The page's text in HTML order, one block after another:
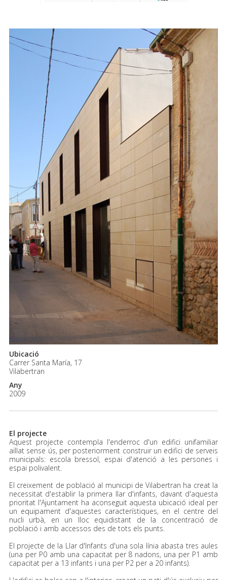
Ubicació
Carrer Santa María, 17
Vilabertran
Any
2009
El projecte
Aquest projecte contempla l'enderroc d'un edifici unifamiliar
aïllat sense ús, per posteriorment construir un edifici de serveis
municipals: escola bressol, espai d'atenció a les persones i
espai polivalent.
El creixement de població al municipi de Vilabertran ha creat la
necessitat d'establir la primera llar d'infants, davant d'aquesta
prioritat l'Ajuntament ha aconseguit aquesta ubicació ideal per
un equipament d'aquestes característiques, en el centre del
nucli urbà, en un lloc equidistant de la concentració de
població i amb accessos des de tots els punts.
El projecte de la Llar d'Infants d'una sola línia abasta tres aules
(una per P0 amb una capacitat per 8 nadons, una per P1 amb
capacitat per a 13 infants i una per P2 per a 20 infants).